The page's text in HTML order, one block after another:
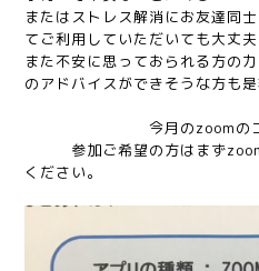
またはストレス解消にお友達同
てご利用していただいても大丈夫
また不安に思っておられる方の
のアドバイスができそうな方も
今月のzoomのコード
参加ご希望の方はまずzoom
ください。